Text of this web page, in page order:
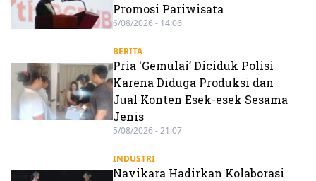
Promosi Pariwisata
6/08/2026 - 14:06
BERITA
Pria ‘Gemulai’ Diciduk Polisi
Karena Diduga Produksi dan
Jual Konten Esek-esek Sesama
Jenis
5/08/2026 - 21:07
INDUSTRI
Navikara Hadirkan Kolaborasi